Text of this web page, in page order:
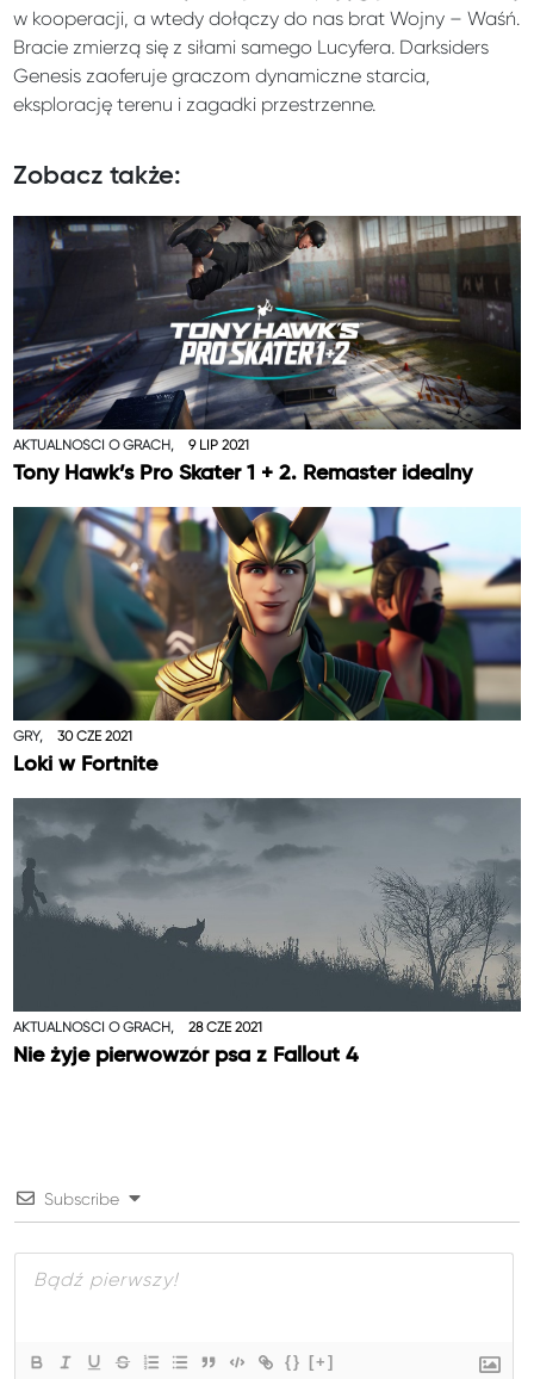
w kooperacji, a wtedy dołączy do nas brat Wojny – Waśń.
Bracie zmierzą się z siłami samego Lucyfera. Darksiders
Genesis zaoferuje graczom dynamiczne starcia,
eksplorację terenu i zagadki przestrzenne.
Zobacz także:
AKTUALNOŚCI O GRACH, 9 LIP 2021
Tony Hawk’s Pro Skater 1 + 2. Remaster idealny
GRY, 30 CZE 2021
Loki w Fortnite
AKTUALNOŚCI O GRACH, 28 CZE 2021
Nie żyje pierwowzór psa z Fallout 4
Subscribe
{} [+]